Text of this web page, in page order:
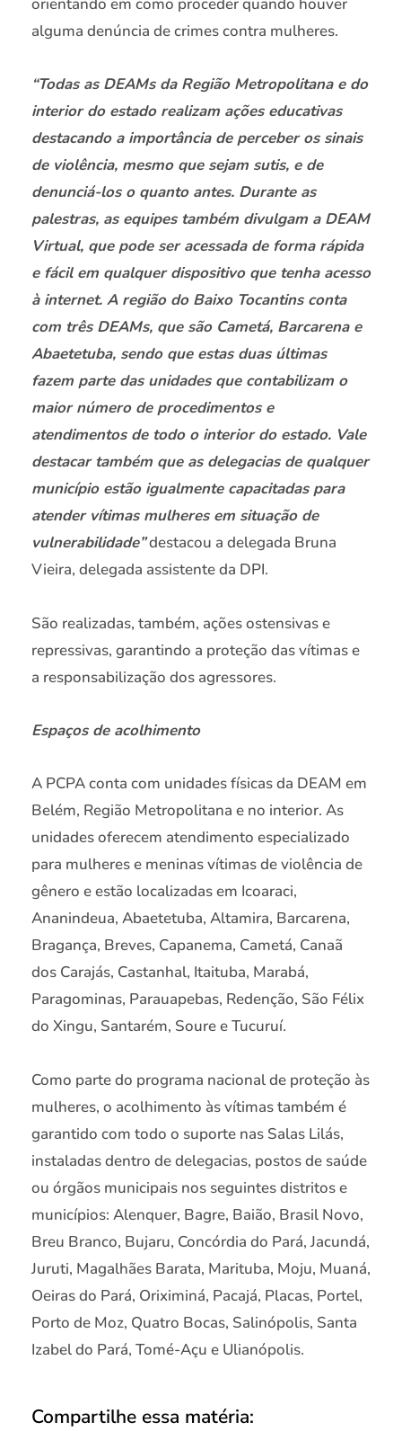
alguma denúncia de crimes contra mulheres.
“Todas as DEAMs da Região Metropolitana e do
interior do estado realizam ações educativas
destacando a importância de perceber os sinais
de violência, mesmo que sejam sutis, e de
denunciá-los o quanto antes. Durante as
palestras, as equipes também divulgam a DEAM
Virtual, que pode ser acessada de forma rápida
e fácil em qualquer dispositivo que tenha acesso
à internet. A região do Baixo Tocantins conta
com três DEAMs, que são Cametá, Barcarena e
Abaetetuba, sendo que estas duas últimas
fazem parte das unidades que contabilizam o
maior número de procedimentos e
atendimentos de todo o interior do estado. Vale
destacar também que as delegacias de qualquer
município estão igualmente capacitadas para
atender vítimas mulheres em situação de
vulnerabilidade”destacou a delegada Bruna
Vieira, delegada assistente da DPI.
São realizadas, também, ações ostensivas e
repressivas, garantindo a proteção das vítimas e
a responsabilização dos agressores.
Espaços de acolhimento
A PCPA conta com unidades físicas da DEAM em
Belém, Região Metropolitana e no interior. As
unidades oferecem atendimento especializado
para mulheres e meninas vítimas de violência de
gênero e estão localizadas em Icoaraci,
Ananindeua, Abaetetuba, Altamira, Barcarena,
Bragança, Breves, Capanema, Cametá, Canaã
dos Carajás, Castanhal, Itaituba, Marabá,
Paragominas, Parauapebas, Redenção, São Félix
do Xingu, Santarém, Soure e Tucuruí.
Como parte do programa nacional de proteção às
mulheres, o acolhimento às vítimas também é
garantido com todo o suporte nas Salas Lilás,
instaladas dentro de delegacias, postos de saúde
ou órgãos municipais nos seguintes distritos e
municípios: Alenquer, Bagre, Baião, Brasil Novo,
Breu Branco, Bujaru, Concórdia do Pará, Jacundá,
Juruti, Magalhães Barata, Marituba, Moju, Muaná,
Oeiras do Pará, Oriximiná, Pacajá, Placas, Portel,
Porto de Moz, Quatro Bocas, Salinópolis, Santa
Izabel do Pará, Tomé-Açu e Ulianópolis.
Compartilhe essa matéria: